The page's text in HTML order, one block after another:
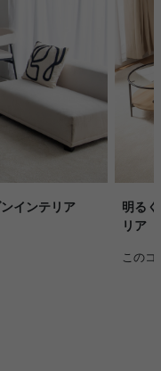
インテリア
明る
リア
この